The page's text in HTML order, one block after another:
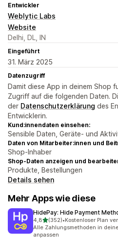
Entwickler
Weblytic Labs
Website
Delhi, DL, IN
Eingeführt
31. März 2025
Datenzugriff
Damit diese App in deinem Shop
Zugriff auf die folgenden Daten.
der Datenschutzerklärung des
Entwicklerin.
Kund:innendaten einsehen:
Sensible Daten, Geräte- und
Daten von Mitarbeiter:innen und
Shop-Inhaber
Shop-Daten anzeigen und
Produkte, Bestellungen
Details sehen
Mehr Apps wie diese
HidePay: Hide Payment
4,8von 5 Sternen
(352)
352 Rezensionen insgesamt
•Kostenloser Plan
Alle Zahlungsmethoden in
anpassen